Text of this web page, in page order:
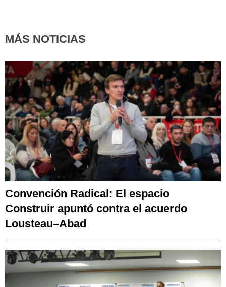
MÁS NOTICIAS
Convención Radical: El espacio
Construir apuntó contra el acuerdo
Lousteau–Abad